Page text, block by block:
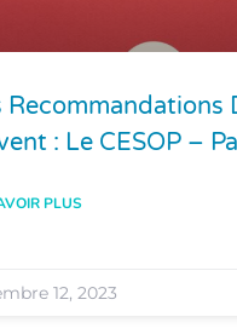
Recommandations
: Le CESOP –
PLUS
12, 2023